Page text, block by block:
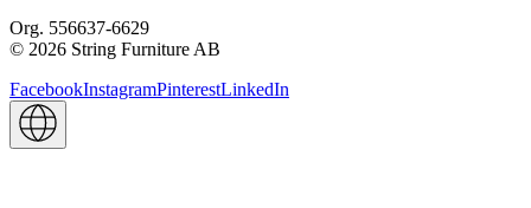
Org. 556637-6629
© 2026 String Furniture AB
FacebookInstagramPinterestLinkedIn